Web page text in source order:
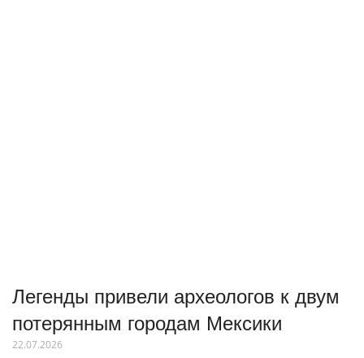
Легенды привели археологов к двум
потерянным городам Мексики
22.07.2026